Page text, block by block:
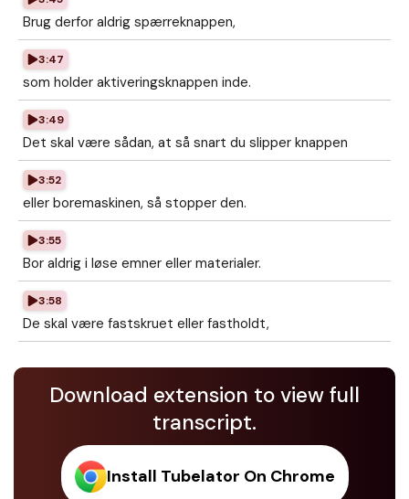
Brug derfor aldrig spærreknappen,
3:47
som holder aktiveringsknappen inde.
3:49
Det skal være sådan, at så snart du slipper knappen
3:52
eller boremaskinen, så stopper den.
3:55
Bor aldrig i løse emner eller materialer.
3:58
De skal være fastskruet eller fastholdt,
Download extension to view full
transcript.
Install Tubelator On Chrome